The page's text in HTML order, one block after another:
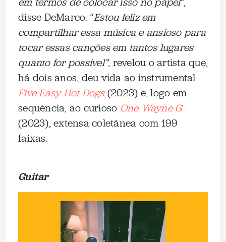
disse DeMarco. “Estou feliz em
compartilhar essa música e ansioso para
tocar essas canções em tantos lugares
quanto for possível”, revelou o artista que,
há dois anos, deu vida ao instrumental
Five Easy Hot Dogs(2023) e, logo em
sequência, ao curioso One Wayne G
(2023), extensa coletânea com 199
faixas.
Guitar